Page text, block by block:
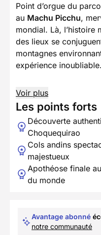
Point d’orgue du
au Machu Picchu,
mondial. Là, l’histoire
des lieux se
montagnes
expérience inoubliable.
Voir plus
Les points forts
Découverte
Choquequirao
Cols andins
majestueux
Apothéose finale
du monde
Avantage abonné
notre communauté